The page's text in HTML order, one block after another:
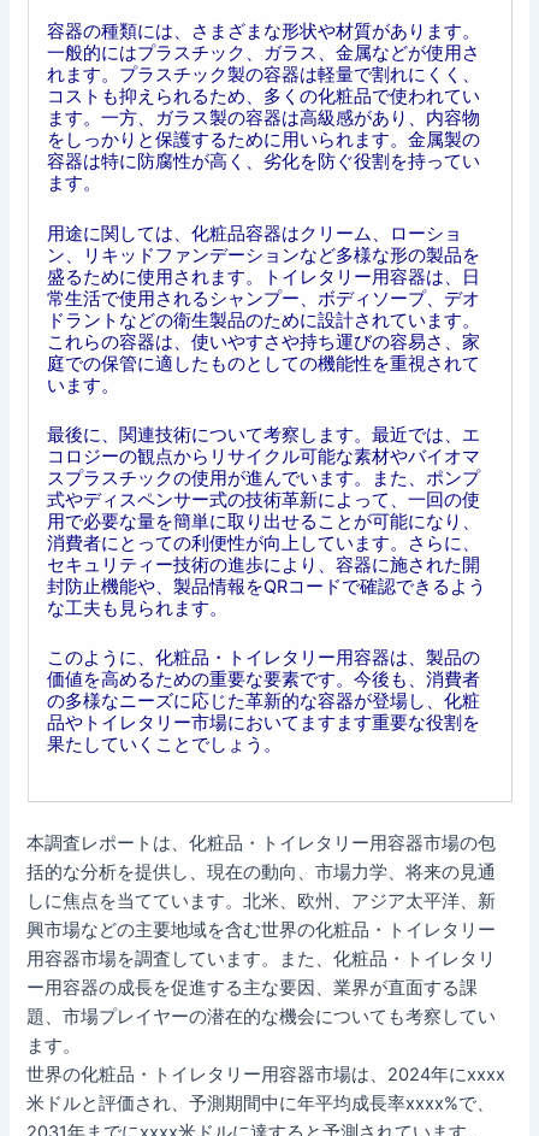
容器の種類には、さまざまな形状や材質があります。
一般的にはプラスチック、ガラス、金属などが使用さ
れます。プラスチック製の容器は軽量で割れにくく、
コストも抑えられるため、多くの化粧品で使われてい
ます。一方、ガラス製の容器は高級感があり、内容物
をしっかりと保護するために用いられます。金属製の
容器は特に防腐性が高く、劣化を防ぐ役割を持ってい
ます。
用途に関しては、化粧品容器はクリーム、ローショ
ン、リキッドファンデーションなど多様な形の製品を
盛るために使用されます。トイレタリー用容器は、日
常生活で使用されるシャンプー、ボディソープ、デオ
ドラントなどの衛生製品のために設計されています。
これらの容器は、使いやすさや持ち運びの容易さ、家
庭での保管に適したものとしての機能性を重視されて
います。
最後に、関連技術について考察します。最近では、エ
コロジーの観点からリサイクル可能な素材やバイオマ
スプラスチックの使用が進んでいます。また、ポンプ
式やディスペンサー式の技術革新によって、一回の使
用で必要な量を簡単に取り出せることが可能になり、
消費者にとっての利便性が向上しています。さらに、
セキュリティー技術の進歩により、容器に施された開
封防止機能や、製品情報をQRコードで確認できるよう
な工夫も見られます。
このように、化粧品・トイレタリー用容器は、製品の
価値を高めるための重要な要素です。今後も、消費者
の多様なニーズに応じた革新的な容器が登場し、化粧
品やトイレタリー市場においてますます重要な役割を
果たしていくことでしょう。
本調査レポートは、化粧品・トイレタリー用容器市場の包
括的な分析を提供し、現在の動向、市場力学、将来の見通
しに焦点を当てています。北米、欧州、アジア太平洋、新
興市場などの主要地域を含む世界の化粧品・トイレタリー
用容器市場を調査しています。また、化粧品・トイレタリ
ー用容器の成長を促進する主な要因、業界が直面する課
題、市場プレイヤーの潜在的な機会についても考察してい
ます。
世界の化粧品・トイレタリー用容器市場は、2024年にxxxx
米ドルと評価され、予測期間中に年平均成長率xxxx%で、